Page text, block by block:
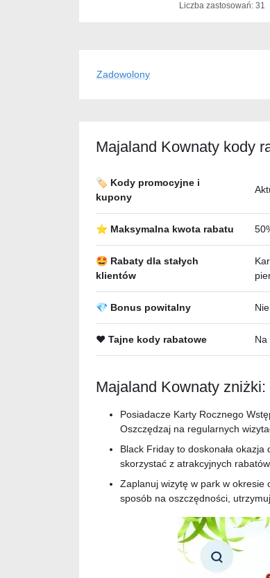
Liczba zastosowań: 31
Zadowolony
Majaland Kownaty kody
🏷️ Kody promocyjne i
kupony
⭐ Maksymalna kwota rabatu
🤩 Rabaty dla stałych
klientów
💎 Bonus powitalny
❤️ Tajne kody rabatowe Na
Majaland Kownaty
Posiadacze Karty Rocznego
Oszczędzaj na regularnych
Black Friday to doskonała
skorzystać z atrakcyjnych
Zaplanuj wizytę w park w okresie
sposób na oszczędności,